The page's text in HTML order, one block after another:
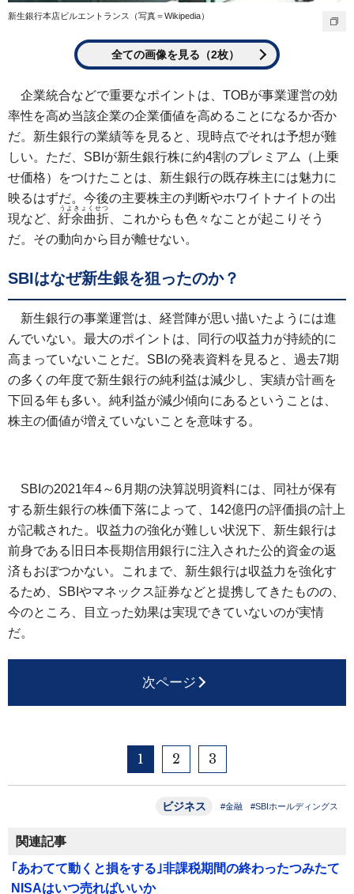
新生銀行本店ビルエントランス（写真＝Wikipedia）
全ての画像を見る（2枚）
企業統合などで重要なポイントは、TOBが事業運営の効
率性を高め当該企業の企業価値を高めることになるか否か
だ。新生銀行の業績等を見ると、現時点でそれは予想が難
しい。ただ、SBIが新生銀行株に約4割のプレミアム（上乗
せ価格）をつけたことは、新生銀行の既存株主には魅力に
映るはずだ。今後の主要株主の判断やホワイトナイトの出
現など、 紆余曲折
うよきょくせつ
、これからも色々なことが起こりそう
だ。その動向から目が離せない。
SBIはなぜ新生銀を狙ったのか？
新生銀行の事業運営は、経営陣が思い描いたようには進
んでいない。最大のポイントは、同行の収益力が持続的に
高まっていないことだ。SBIの発表資料を見ると、過去7期
の多くの年度で新生銀行の純利益は減少し、実績が計画を
下回る年も多い。純利益が減少傾向にあるということは、
株主の価値が増えていないことを意味する。
SBIの2021年4～6月期の決算説明資料には、同社が保有
する新生銀行の株価下落によって、142億円の評価損の計上
が記載された。収益力の強化が難しい状況下、新生銀行は
前身である旧日本長期信用銀行に注入された公的資金の返
済もおぼつかない。これまで、新生銀行は収益力を強化す
るため、SBIやマネックス証券などと提携してきたものの、
今のところ、目立った効果は実現できていないのが実情
だ。
次ページ
1 2 3
ビジネス #金融 #SBIホールディングス
関連記事
｢あわてて動くと損をする｣非課税期間の終わったつみたて
NISAはいつ売ればいいか